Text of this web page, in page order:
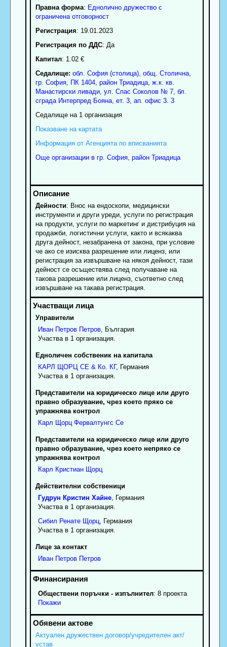
Правна форма: Еднолично дружество с
ограничена отговорност
Регистрация: 19.01.2023
Регистрация по ДДС: Да
Капитал: 1.02 €
Седалище: обл. София (столица), общ. Столична,
гр. София, ПК 1404, район Триадица, ж.к. кв.
Манастирски ливади, ул. Спас Соколов № 7, бл.
сграда Интерпред Бояна, ет. 3, ап. офис 3. 3
Седалище на 1 организация
Показване на картата
Информация от Агенцията по вписванията
Още организации в гр. София, район Триадица
Дейности: Внос на ендоскопи, медицински
инструменти и други уреди, услуги по регистрация
на продукти, услуги по маркетинг и дистрибуция на
продажби, логистични услуги, както и всякаква
друга дейност, незабранена от закона, при условие
че ако се изисква разрешение или лиценз, или
регистрация за извършване на някоя дейност, тази
дейност се осъществява след получаване на
такова разрешение или лиценз, съответно след
извършване на такава регистрация.
Управители
Иван Петров Петров, България
Участва в 1 организация.
Едноличен собственик на капитала
КАРЛ ЩОРЦ СЕ & Ко. КГ, Германия
Участва в 1 организация.
Представители на юридическо лице или друго
правно образувание, чрез което пряко се
упражнява контрол
Карл Щорц Фервалтунгс Се
Представители на юридическо лице или друго
правно образувание, чрез което непряко се
упражнява контрол
Карл Кристиан Щорц
Действителни собственици
Гудрун Кристин Хайне, Германия
Участва в 1 организация.
Сибил Ренате Щорц, Германия
Участва в 1 организация.
Лице за контакт
Иван Петров Петров
Обществени поръчки - изпълнител: 8 проекта
Покажи
Актуален дружествен договор/учредителен акт/
устав